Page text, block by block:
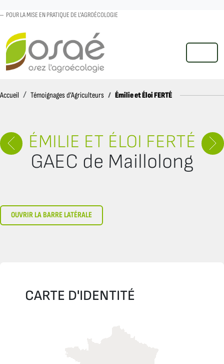
POUR LA MISE EN PRATIQUE DE L'AGROÉCOLOGIE
MENU
Accueil AccueilTémoignages d’Agriculteurs Émilie et Éloi FERTÉ
ÉMILIE ET ÉLOI FERTÉ
GAEC de Maillolong
OUVRIR LA BARRE LATÉRALE
CARTE D'IDENTITÉ